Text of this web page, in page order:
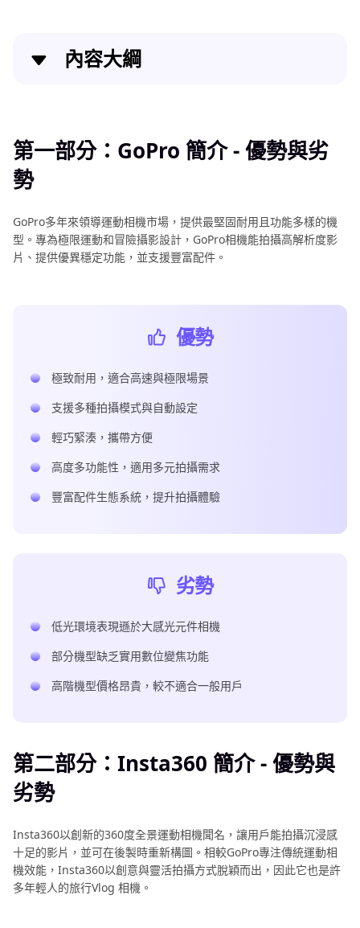
內容大綱
第二部分：Insta360 簡介 - 優勢與劣勢
第三部分：熱門GoPro與Insta360機型對比
第四部分：如何選擇 GoPro 或 Insta360？
特別推薦：Windows 與 Mac 最佳 GoPro 影片轉換與
第一部分：GoPro 簡介 - 優勢與劣
勢
GoPro多年來領導運動相機市場，提供最堅固耐用且功能多樣的機
型。專為極限運動和冒險攝影設計，GoPro相機能拍攝高解析度影
片、提供優異穩定功能，並支援豐富配件。
優勢
極致耐用，適合高速與極限場景
支援多種拍攝模式與自動設定
輕巧緊湊，攜帶方便
高度多功能性，適用多元拍攝需求
豐富配件生態系統，提升拍攝體驗
劣勢
低光環境表現遜於大感光元件相機
部分機型缺乏實用數位變焦功能
高階機型價格昂貴，較不適合一般用戶
第二部分：Insta360 簡介 - 優勢與
劣勢
Insta360以創新的360度全景運動相機聞名，讓用戶能拍攝沉浸感
十足的影片，並可在後製時重新構圖。相較GoPro專注傳統運動相
機效能，Insta360以創意與靈活拍攝方式脫穎而出，因此它也是許
多年輕人的旅行Vlog 相機。